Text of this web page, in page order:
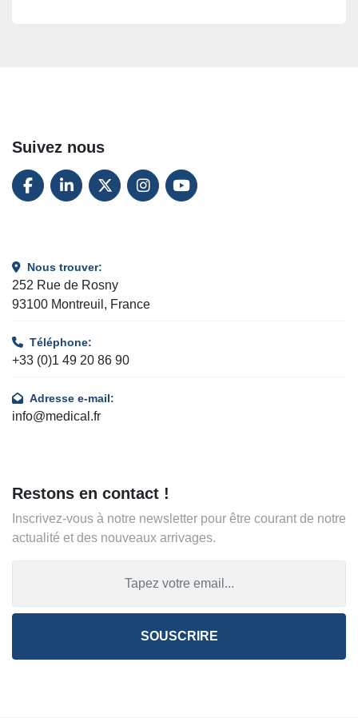
Suivez nous
FACEBOOK
LINKEDINTWITTERINSTAGRAM
YOUTUBE
Nous trouver:
252 Rue de Rosny
93100 Montreuil, France
Téléphone:
+33 (0)1 49 20 86 90
Adresse e-mail:
info@medical.fr
Restons en contact !
Inscrivez-vous à notre newsletter pour être courant de notre
actualité et des nouveaux arrivages.
SOUSCRIRE